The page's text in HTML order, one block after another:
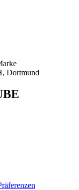
Dortmund